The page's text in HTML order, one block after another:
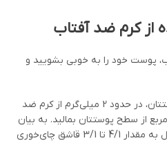
کرم ضد آفتاب
پوست خود را به خوبی بشویید و
برای پوشش دهی مطلوب پوستتان، در حدود 2 میلی‌گرم از کرم ضد
از سطح پوستتان بمالید. به بیان
ساده‌تر، برای صورت یک بزرگسال به مقدار 4/1 تا 3/1 قاشق چای‌خوری